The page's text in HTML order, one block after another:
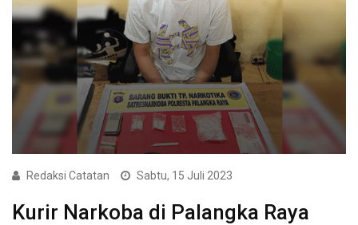
Redaksi Catatan Sabtu, 15 Juli 2023
Kurir Narkoba di Palangka Raya